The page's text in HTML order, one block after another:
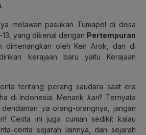
melawan pasukan Tumapel di desa
yang dikenal dengan Pertempuran
dimenangkan oleh Ken Arok, dan di
kerajaan baru yaitu Kerajaan
tentang perang saudara saat era
di Indonesia. Menarik kan? Ternyata
yaorang-orangnya, jangan
Cerita ini juga cuman sedikit kalau
cerita sejarah lainnya, dan sejarah